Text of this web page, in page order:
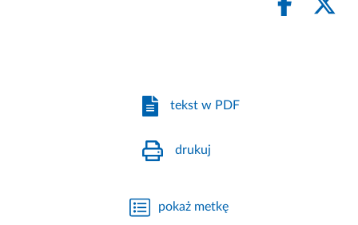
tekst w PDF
drukuj
pokaż metkę